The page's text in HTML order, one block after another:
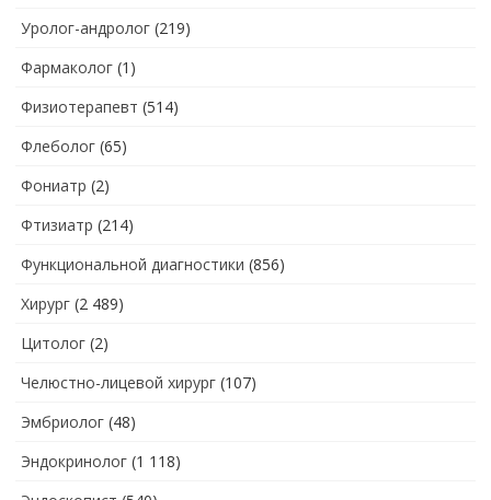
Уролог-андролог (219)
Фармаколог (1)
Физиотерапевт (514)
Флеболог (65)
Фониатр (2)
Фтизиатр (214)
Функциональной диагностики (856)
Хирург (2 489)
Цитолог (2)
Челюстно-лицевой хирург (107)
Эмбриолог (48)
Эндокринолог (1 118)